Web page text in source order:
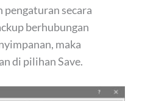
pengaturan secara
berhubungan
maka
di pilihan Save.